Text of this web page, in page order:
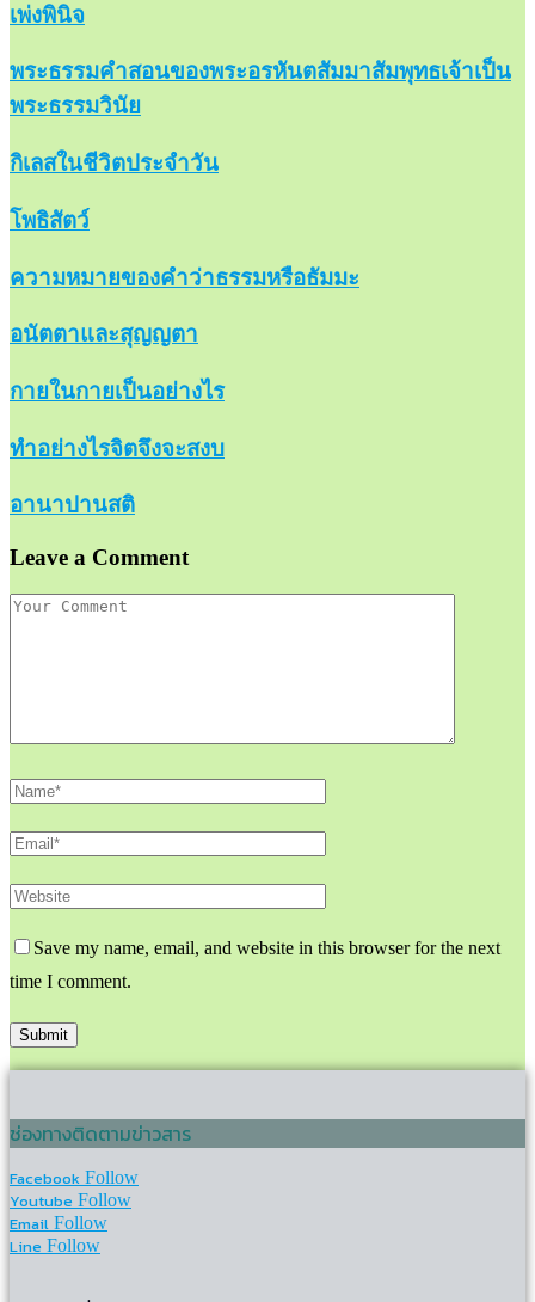
เพ่งพินิจ
พระธรรมคำสอนของพระอรหันตสัมมาสัมพุทธเจ้าเป็น
พระธรรมวินัย
กิเลสในชีวิตประจำวัน
โพธิสัตว์
ความหมายของคำว่าธรรมหรือธัมมะ
อนัตตาและสุญญตา
กายในกายเป็นอย่างไร
ทำอย่างไรจิตจึงจะสงบ
อานาปานสติ
Leave a Comment
Save my name, email, and website in this browser for the next
time I comment.
ช่องทางติดตามข่าวสาร
Facebook Follow
Youtube Follow
Email Follow
Line Follow